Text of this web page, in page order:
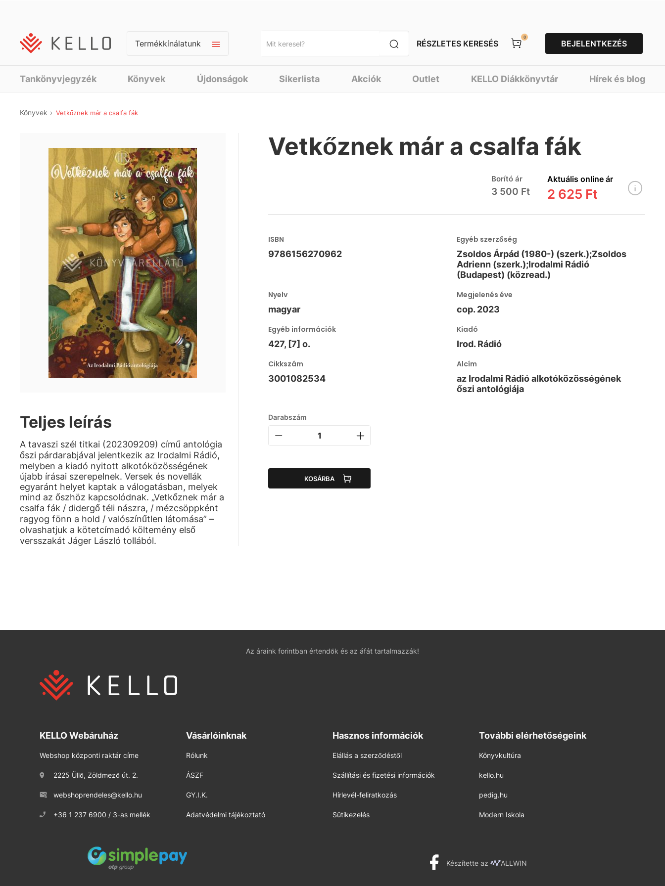
Termékkínálatunk RÉSZLETES KERESÉS
0
BEJELENTKEZÉS
Tankönyvjegyzék Könyvek Újdonságok Sikerlista Akciók Outlet KELLO Diákkönyvtár Hírek és blog
Könyvek Vetkőznek már a csalfa fák
Teljes leírás
A tavaszi szél titkai (202309209) című antológia
őszi párdarabjával jelentkezik az Irodalmi Rádió,
melyben a kiadó nyitott alkotóközösségének
újabb írásai szerepelnek. Versek és novellák
egyaránt helyet kaptak a válogatásban, melyek
mind az őszhöz kapcsolódnak. „Vetkőznek már a
csalfa fák / didergő téli nászra, / mézcsöppként
ragyog fönn a hold / valószínűtlen látomása” –
olvashatjuk a kötetcímadó költemény első
versszakát Jáger László tollából.
Vetkőznek már a csalfa fák
Borító ár
3 500 Ft
Aktuális online ár
2 625 Ft
ISBN
9786156270962
Egyéb szerzőség
Zsoldos Árpád (1980-) (szerk.);Zsoldos
Adrienn (szerk.);Irodalmi Rádió
(Budapest) (közread.)
Nyelv
magyar
Megjelenés éve
cop. 2023
Egyéb információk
427, [7] o.
Kiadó
Irod. Rádió
Cikkszám
3001082534
Alcím
az Irodalmi Rádió alkotóközösségének
őszi antológiája
Darabszám
KOSÁRBA
Az áraink forintban értendők és az áfát tartalmazzák!
KELLO Webáruház
Webshop központi raktár címe
2225 Üllő, Zöldmező út. 2.
webshoprendeles@kello.hu
+36 1 237 6900 / 3-as mellék
Vásárlóinknak
Rólunk
ÁSZF
GY.I.K.
Adatvédelmi tájékoztató
Hasznos információk
Elállás a szerződéstől
Szállítási és fizetési információk
Hírlevél-feliratkozás
Sütikezelés
További elérhetőségeink
Könyvkultúra
kello.hu
pedig.hu
Modern Iskola
Készítette az ALLWIN